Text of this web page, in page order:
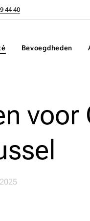
44 40
Bevoegdheden
voor